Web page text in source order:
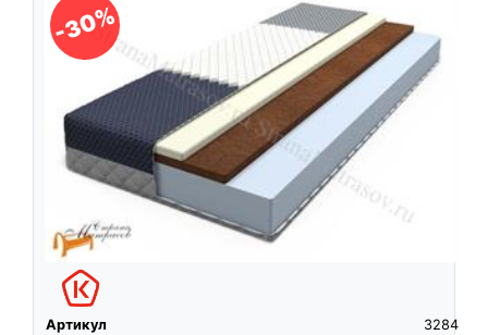
-30%
Артикул
3284